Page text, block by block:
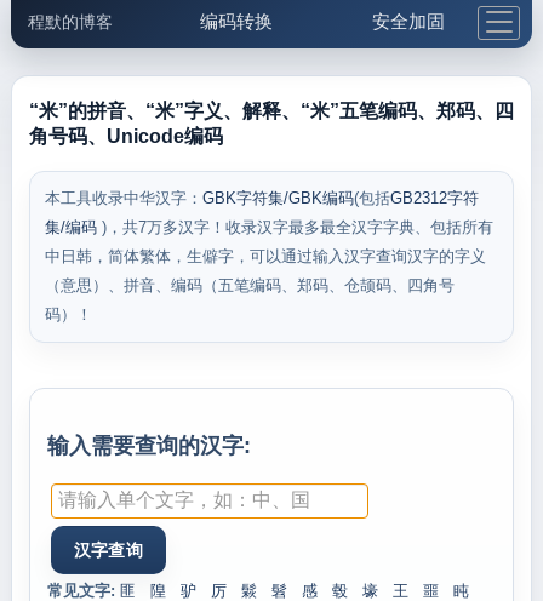
程默的博客 编码转换 安全加固
邮件工具 生活便民 更多工具
“米”的拼音、“米”字义、解释、“米”五笔编码、郑码、四
角号码、Unicode编码
本工具收录中华汉字： GBK字符集/GBK编码(包括GB2312字符
集/编码 )，共7万多汉字！收录汉字最多最全汉字字典、包括所有
中日韩，简体繁体，生僻字，可以通过输入汉字查询汉字的字义
（意思）、拼音、编码（五笔编码、郑码、仓颉码、四角号
码）！
输入需要查询的汉字:
常见文字: 匪 隍 驴 厉 鬏 髫 感 毂 壕 王 噩
盹